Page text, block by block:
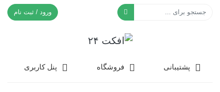
ورود / ثبت نام
پشتیبانی فروشگاه پنل کاربری